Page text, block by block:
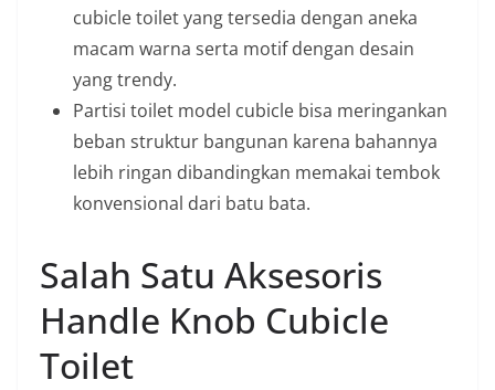
cubicle toilet yang tersedia dengan aneka
macam warna serta motif dengan desain
yang trendy.
Partisi toilet model cubicle bisa meringankan
beban struktur bangunan karena bahannya
lebih ringan dibandingkan memakai tembok
konvensional dari batu bata.
Salah Satu Aksesoris
Handle Knob Cubicle
Toilet